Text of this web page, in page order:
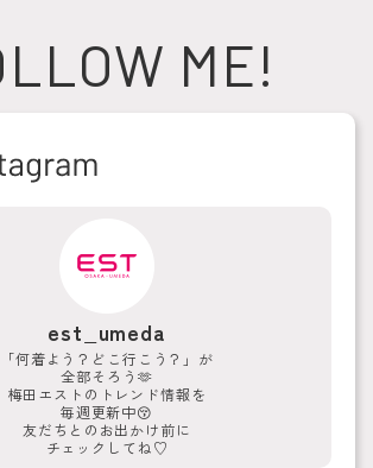
ME!
est_umeda
「何着よう？どこ行こう？」が
全部そろう🫶
梅田エストのトレンド情報を
毎週更新中😚
友だちとのお出かけ前に
チェックしてね♡